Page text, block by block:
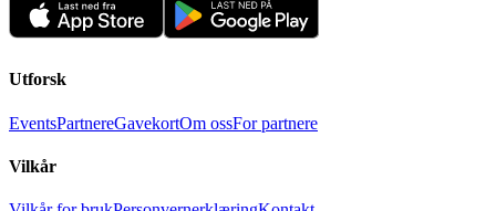
Utforsk
EventsPartnereGavekortOm ossFor partnere
Vilkår